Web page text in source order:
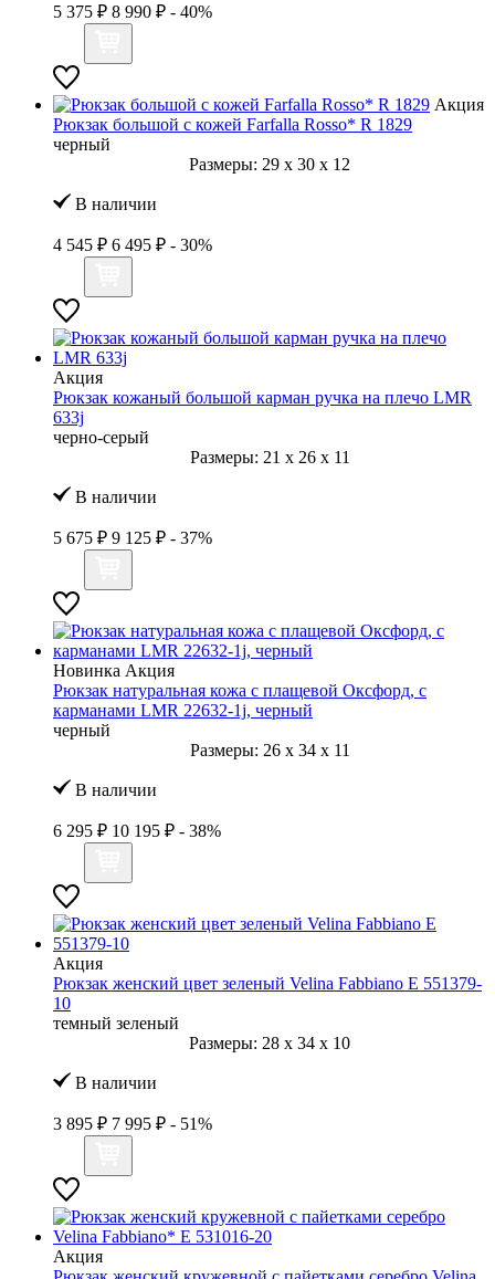
5 375 ₽ 8 990 ₽ - 40%
Акция
Рюкзак большой с кожей Farfalla Rosso* R 1829
черный
Размеры: 29 x 30 x 12
В наличии
4 545 ₽ 6 495 ₽ - 30%
Акция
Рюкзак кожаный большой карман ручка на плечо LMR
633j
черно-серый
Размеры: 21 x 26 x 11
В наличии
5 675 ₽ 9 125 ₽ - 37%
Новинка Акция
Рюкзак натуральная кожа с плащевой Оксфорд, с
карманами LMR 22632-1j, черный
черный
Размеры: 26 x 34 x 11
В наличии
6 295 ₽ 10 195 ₽ - 38%
Акция
Рюкзак женский цвет зеленый Velina Fabbiano E 551379-
10
темный зеленый
Размеры: 28 x 34 x 10
В наличии
3 895 ₽ 7 995 ₽ - 51%
Акция